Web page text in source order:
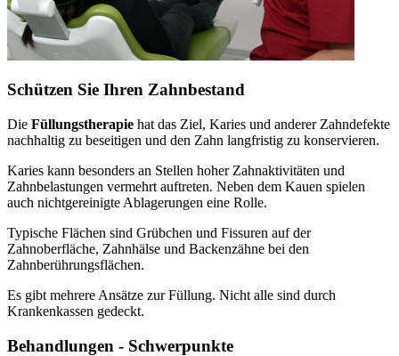
Schützen Sie Ihren Zahnbestand
Die Füllungstherapie hat das Ziel, Karies und anderer Zahndefekte
nachhaltig zu beseitigen und den Zahn langfristig zu konservieren.
Karies kann besonders an Stellen hoher Zahnaktivitäten und
Zahnbelastungen vermehrt auftreten. Neben dem Kauen spielen
auch nichtgereinigte Ablagerungen eine Rolle.
Typische Flächen sind Grübchen und Fissuren auf der
Zahnoberfläche, Zahnhälse und Backenzähne bei den
Zahnberührungsflächen.
Es gibt mehrere Ansätze zur Füllung. Nicht alle sind durch
Krankenkassen gedeckt.
Behandlungen - Schwerpunkte